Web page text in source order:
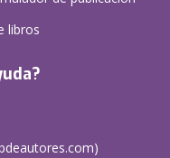
libros
)